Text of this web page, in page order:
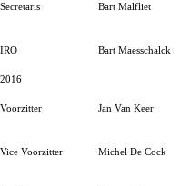
Secretaris Bart Malfliet
IRO Bart Maesschalck
2016
Voorzitter Jan Van Keer
Vice Voorzitter Michel De Cock